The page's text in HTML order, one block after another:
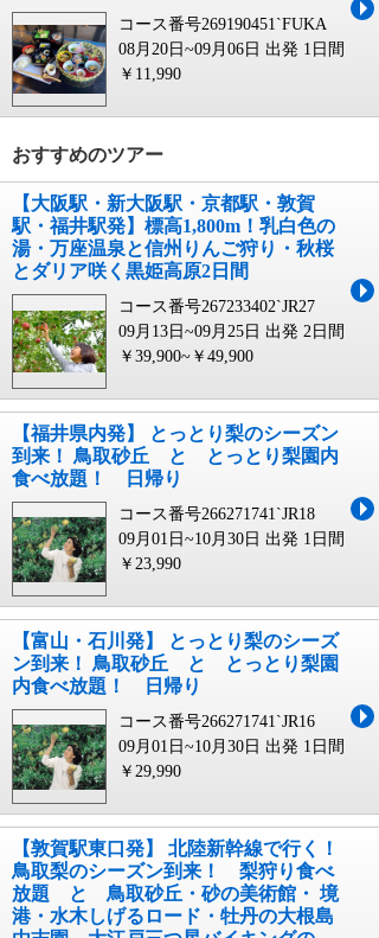
コース番号269190451`FUKA
08月20日~09月06日 出発 1日間
￥11,990
おすすめのツアー
【大阪駅・新大阪駅・京都駅・敦賀
駅・福井駅発】標高1,800m！乳白色の
湯・万座温泉と信州りんご狩り・秋桜
とダリア咲く黒姫高原2日間
コース番号267233402`JR27
09月13日~09月25日 出発 2日間
￥39,900~￥49,900
【福井県内発】 とっとり梨のシーズン
到来！ 鳥取砂丘 と とっとり梨園内
食べ放題！ 日帰り
コース番号266271741`JR18
09月01日~10月30日 出発 1日間
￥23,990
【富山・石川発】 とっとり梨のシーズ
ン到来！ 鳥取砂丘 と とっとり梨園
内食べ放題！ 日帰り
コース番号266271741`JR16
09月01日~10月30日 出発 1日間
￥29,990
【敦賀駅東口発】 北陸新幹線で行く！
鳥取梨のシーズン到来！ 梨狩り食べ
放題 と 鳥取砂丘・砂の美術館・ 境
港・水木しげるロード・牡丹の大根島